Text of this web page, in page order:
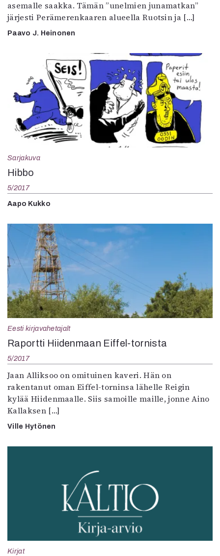
asemalle saakka. Tämän ”unelmien junamatkan”
järjesti Perämerenkaaren alueella Ruotsin ja […]
Paavo J. Heinonen
Sarjakuva
Hibbo
5/2017
Aapo Kukko
Eesti kirjavahetajalt
Raportti Hiidenmaan Eiffel-tornista
5/2017
Jaan Alliksoo on omituinen kaveri. Hän on
rakentanut oman Eiffel-torninsa lähelle Reigin
kylää Hiidenmaalle. Siis samoille maille, jonne Aino
Kallaksen […]
Ville Hytönen
Kirjat